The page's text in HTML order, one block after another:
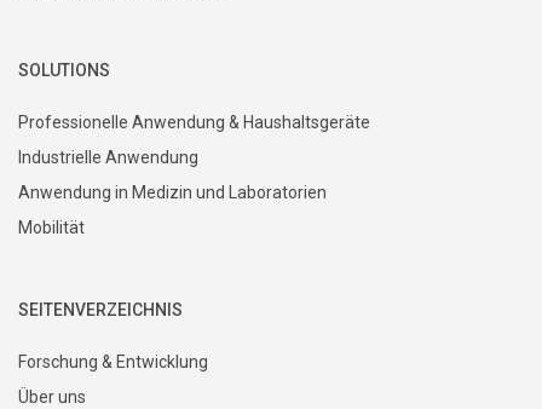
SOLUTIONS
Professionelle Anwendung & Haushaltsgeräte
Industrielle Anwendung
Anwendung in Medizin und Laboratorien
Mobilität
SEITENVERZEICHNIS
Forschung & Entwicklung
Über uns